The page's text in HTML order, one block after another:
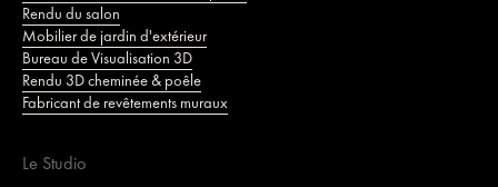
Rendu du salon
Mobilier de jardin d'extérieur
Bureau de Visualisation 3D
Rendu 3D cheminée & poêle
Fabricant de revêtements muraux
Le Studio